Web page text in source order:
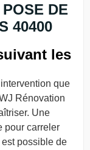
DE
40400
les
que
Rénovation
Une
pour carreler
possible de